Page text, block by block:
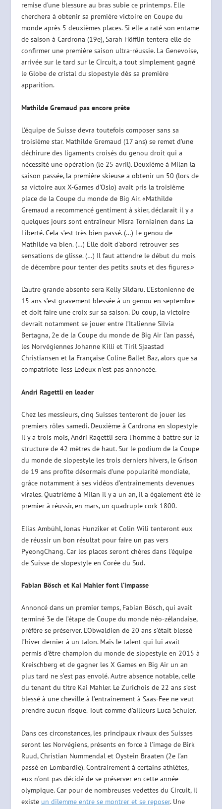
remise d’une blessure au bras subie ce printemps. Elle
cherchera à obtenir sa première victoire en Coupe du
monde après 5 deuxièmes places. Si elle a raté son entame
de saison à Cardrona (19e), Sarah Höfflin tentera elle de
confirmer une première saison ultra-réussie. La Genevoise,
arrivée sur le tard sur le Circuit, a tout simplement gagné
le Globe de cristal du slopestyle dès sa première
apparition.
Mathilde Gremaud pas encore prête
L’équipe de Suisse devra toutefois composer sans sa
troisième star. Mathilde Gremaud (17 ans) se remet d’une
déchirure des ligaments croisés du genou droit qui a
nécessité une opération (le 25 avril). Deuxième à Milan la
saison passée, la première skieuse a obtenir un 50 (lors de
sa victoire aux X-Games d’Oslo) avait pris la troisième
place de la Coupe du monde de Big Air. «Mathilde
Gremaud a recommencé gentiment à skier, déclarait il y a
quelques jours sont entraîneur Misra Torniainen dans La
Liberté. Cela s’est très bien passé. (…) Le genou de
Mathildeva bien. (…) Elle doit d’abord retrouver ses
sensations de glisse. (…) Il faut attendre le début du mois
de décembre pour tenter des petits sauts et des figures.»
L’autre grande absente sera Kelly Sildaru. L’Estonienne de
15 ans s’est gravement blessée à un genou en septembre
et doit faire une croix sur sa saison. Du coup, la victoire
devrait notamment se jouer entre l’Italienne Silvia
Bertagna, 2e de la Coupe du monde de Big Air l’an passé,
les Norvégiennes Johanne Killi et Tiril Sjaastad
Christiansen et la Française Coline Ballet Baz, alors que sa
compatriote Tess Ledeux n’est pas annoncée.
Andri Ragettli en leader
Chez les messieurs, cinq Suisses tenteront de jouer les
premiers rôles samedi. Deuxième à Cardrona en slopestyle
il y a trois mois, Andri Ragettli sera l’homme à battre sur la
structure de 42 mètres de haut. Sur le podium de la Coupe
du monde de slopestyle les trois derniers hivers, le Grison
de 19 ans profite désormais d’une popularité mondiale,
grâce notamment à ses vidéos d’entraînements devenues
virales. Quatrième à Milan il y a un an, il a également été le
premier à réussir, en mars, un quadruple cork 1800.
Elias Ambühl, Jonas Hunziker et Colin Wili tenteront eux
de réussir un bon résultat pour faire un pas vers
PyeongChang. Car les places seront chères dans l’équipe
de Suisse de slopestyle en Corée du Sud.
Fabian Bösch et Kai Mahler font l’impasse
Annoncé dans un premier temps, Fabian Bösch, qui avait
terminé 3e de l’étape de Coupe du monde néo-zélandaise,
préfère se préserver. L’Obwaldien de 20 ans s’était blessé
l’hiver dernier à un talon. Mais le talent qui lui avait
permis d’être champion du monde de slopestyle en 2015 à
Kreischberg et de gagner les X Games en Big Air un an
plus tard ne s’est pas envolé. Autre absence notable, celle
du tenant du titre Kai Mahler. Le Zurichois de 22 ans s’est
blessé à une cheville à l’entraînement à Saas-Fee ne veut
prendre aucun risque. Tout comme d’ailleurs Luca Schuler.
Dans ces circonstances, les principaux rivaux des Suisses
seront les Norvégiens, présents en force à l’image de Birk
Ruud, Christian Nummendal et Oystein Braaten (2e l’an
passé en Lombardie). Contrairement à certains athlètes,
eux n’ont pas décidé de se préserver en cette année
olympique. Car pour de nombreuses vedettes du Circuit, il
existe un dilemme entre se montrer et se reposer. Une